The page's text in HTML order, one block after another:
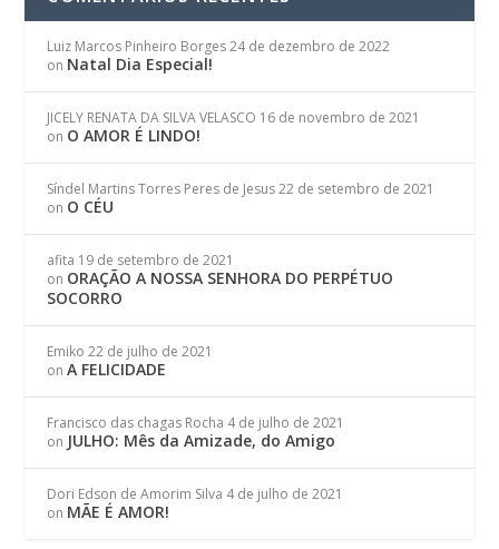
Luiz Marcos Pinheiro Borges 24 de dezembro de 2022
on Natal Dia Especial!
JICELY RENATA DA SILVA VELASCO 16 de novembro de 2021
on O AMOR É LINDO!
Síndel Martins Torres Peres de Jesus 22 de setembro de 2021
on O CÉU
afita 19 de setembro de 2021
on ORAÇÃO A NOSSA SENHORA DO PERPÉTUO
SOCORRO
Emiko 22 de julho de 2021
onA FELICIDADE
Francisco das chagas Rocha 4 de julho de 2021
on JULHO: Mês da Amizade, do Amigo
Dori Edson de Amorim Silva 4 de julho de 2021
on MÃE É AMOR!